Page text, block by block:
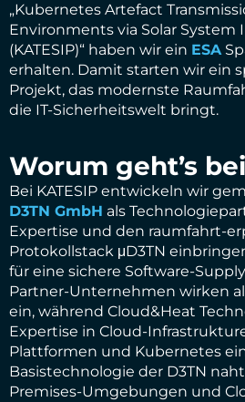
„Kubernetes Artefact
Environments via Solar System
(KATESIP)“ haben wir ein ESA
erhalten. Damit starten wir ein
Projekt, das modernste
die IT-Sicherheitswelt bringt.
Worum geht’s
Bei KATESIP entwickeln wir
D3TN GmbH als
Expertise und den raumfahrt-
Protokollstack μD3TN
für eine sichere Software-
Partner-Unternehmen wirken
ein, während Cloud&Heat
Expertise in Cloud-
Plattformen und Kubernetes
Basistechnologie der D3TN
Premises-Umgebungen und